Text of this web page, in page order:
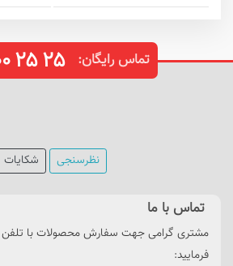
تماس رایگان: ۲۵۲۵
نظرسنجی شکایات
تماس با ما
مشتری گرامی جهت سفارش محصولات با
فرمایید: